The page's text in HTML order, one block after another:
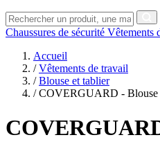
Chaussures de sécurité Vêtements
Accueil
/ Vêtements de travail
/ Blouse et tablier
/ COVERGUARD -